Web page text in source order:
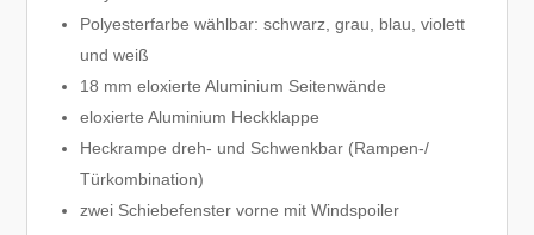
Polyesterfarbe wählbar: schwarz, grau, blau, violett
und weiß
18 mm eloxierte Aluminium Seitenwände
eloxierte Aluminium Heckklappe
Heckrampe dreh- und Schwenkbar (Rampen-/
Türkombination)
zwei Schiebefenster vorne mit Windspoiler